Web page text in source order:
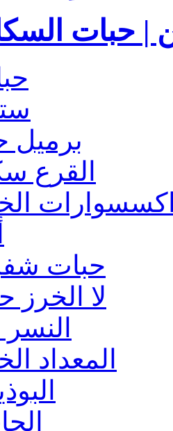
| حبات
برميل
القرع
حبات
لا
المعداد